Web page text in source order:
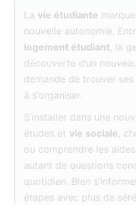
La vie étudiante
nouvelle autonomie.
logement étudiant, la
découverte d’un
demande de trouver
à s’organiser.
S’installer dans une
études et vie sociale,
ou comprendre les
autant de questions
quotidien. Bien
étapes avec plus de